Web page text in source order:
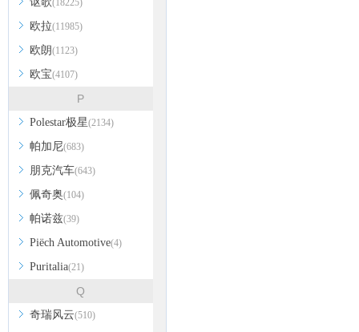
(18225)
欧拉(11985)
欧朗(1123)
欧宝(4107)
P
Polestar极星(2134)
帕加尼(683)
朋克汽车(643)
佩奇奥(104)
帕诺兹(39)
Piëch Automotive(4)
Puritalia(21)
Q
奇瑞风云(510)